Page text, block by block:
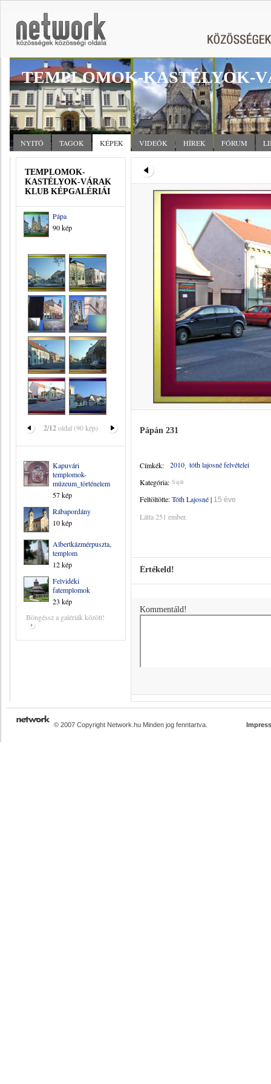
TEMPLOMOK-KASTÉLYOK-
NYITÓ TAGOK KÉPEK VIDEÓK HÍREK FÓRUM
TEMPLOMOK-
KASTÉLYOK-VÁRAK
KLUB KÉPGALÉRIÁI
Pápa
90 kép
2/12oldal (90 kép)
Kapuvári
templomok-
múzeum_történelem
57 kép
Rábapordány
10 kép
Albertkázmérpuszta,
templom
12 kép
Felvidéki
fatemplomok
23 kép
Böngéssz a galériák között!
Pápán 231
Címkék: 2010 tóth lajosné felvételei
Kategória: Saját
Feltöltötte:Tóth Lajosné| 15 éve
Látta 251 ember.
Értékeld!
Kommentáld!
© 2007 Copyright Network.hu Minden jog fenntartva.